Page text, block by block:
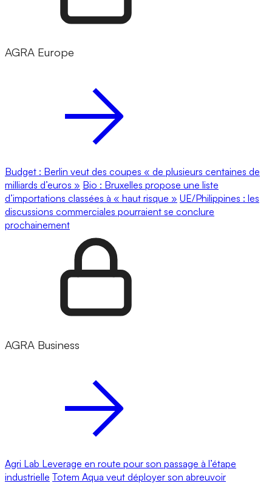
AGRA Europe
Budget : Berlin veut des coupes « de plusieurs centaines de
milliards d’euros » Bio : Bruxelles propose une liste
d’importations classées à « haut risque » UE/Philippines : les
discussions commerciales pourraient se conclure
prochainement
AGRA Business
Agri Lab Leverage en route pour son passage à l’étape
industrielle Totem Aqua veut déployer son abreuvoir